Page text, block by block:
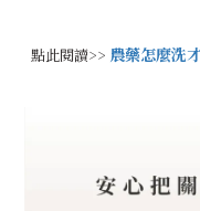
點此閱讀>> 農藥怎麼洗